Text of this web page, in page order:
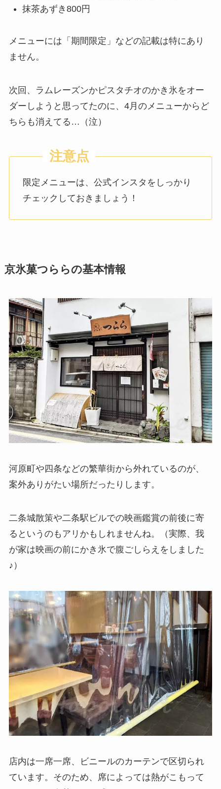
抹茶あずき 800円
メニューには「期間限定」などの記載は特にあり
ません。
次回、ラムレーズンかピスタチオのかき氷をオー
ダーしようと思ってたのに、4月のメニューからど
ちらも消えてる…（泣）
限定メニューは、公式インスタをしっかり
チェックしておきましょう！
京氷菓つららの基本情報
河原町や四条などの繁華街から外れているのが、
案外ありがたい場所だったりします。
二条城散策や二条駅ビルでの映画鑑賞の前後に寄
るというのもアリかもしれませんね。（実際、我
が家は映画の前にかき氷で腹ごしらえをしました
♪）
店内は一席一席、ビニールのカーテンで区切られ
ています。そのため、席によっては熱がこもって